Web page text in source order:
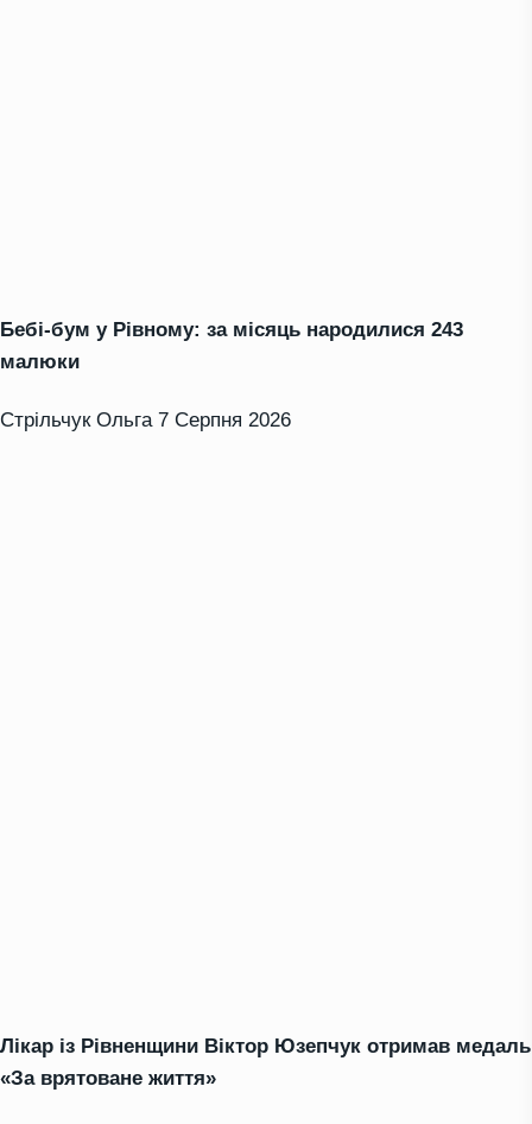
Бебі-бум у Рівному: за місяць народилися 243
малюки
Стрільчук Ольга 7 Серпня 2026
Лікар із Рівненщини Віктор Юзепчук отримав медаль
«За врятоване життя»